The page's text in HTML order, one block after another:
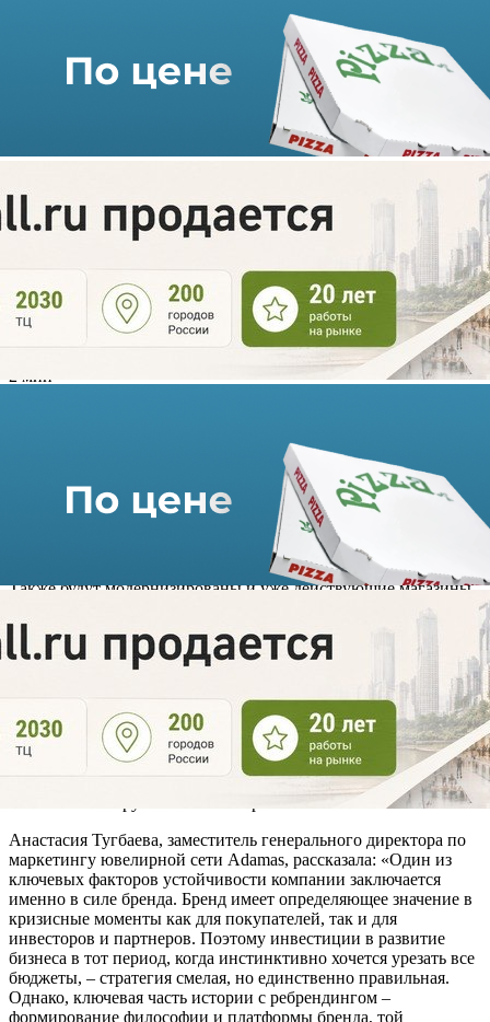
Adamas начинает внедрять
новую стратегию своего
бренда
03.04.2023 г. в 15:58
В марте нынешнего года в столичном ТРК «Щука» открылся
салон сети, представленный в обновленной концепции. В
скором времени начнут работу торговые точки в ТРЦ
Columbus (г. Москва) и ТРК «Галерея» (г. Санкт-Петербург).
Также будут модернизированы и уже действующие магазины
Adamas.
Новые собственники компании, купившие сеть летом 2021
, воспринимают развитие бренда Adamas как
стратегические инвестиции в бизнес. В приоритете новых
владельцев стала разработка нового позиционирования и
масштабного обновления бренда компании. Почти год был
потрачен на разработку и изучение материалов баз
потребительских исследований по ювелирному рынку
России, анализ трендов ювелирной отрасли, а также брендов
локальных и зарубежных ювелирных компаний.
маркетингу ювелирной сети Adamas, рассказала: «Один из
ключевых факторов устойчивости компании заключается
именно в силе бренда. Бренд имеет определяющее значение в
кризисные моменты как для покупателей, так и для
инвесторов и партнеров. Поэтому инвестиции в развитие
бизнеса в тот период, когда инстинктивно хочется урезать все
бюджеты, – стратегия смелая, но единственно правильная.
Однако, ключевая часть истории с ребрендингом –
формирование философии и платформы бренда, той